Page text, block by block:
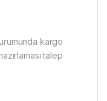
kargo
talep